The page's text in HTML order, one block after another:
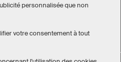
Canadapersonnalisée que non
votre consentement à tout